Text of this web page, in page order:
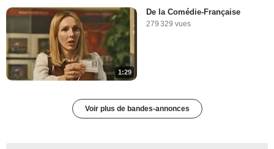
1:29
De la Comédie-Française
279 329 vues
Voir plus de bandes-annonces